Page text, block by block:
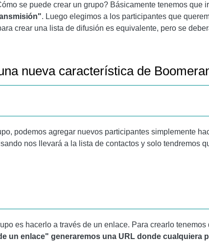
HUELLA DACTILAR [CÓMO]
se puede crear un grupo? Básicamente tenemos que
. Luego elegimos a los participantes que
crear una lista de difusión es equivalente, pero se
nueva característica de
podemos agregar nuevos participantes simplemente
nos llevará a la lista de contactos y solo tendremos
es hacerlo a través de un enlace. Para crearlo
un enlace" generaremos una URL donde cualquiera